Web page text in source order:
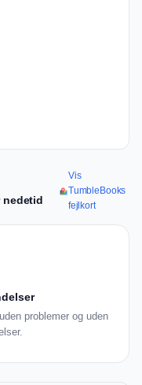
nedetid
Vis
TumbleBooks
fejlkort
problemer og uden